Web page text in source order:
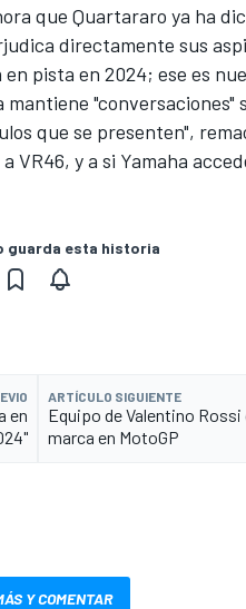
que Quartararo ya ha
directamente sus
pista en 2024; ese es
"conversaciones"
que se presenten",
VR46, y a si Yamaha
guarda esta historia
en
ARTÍCULO SIGUIENTE
Equipo de Valentino
marca en MotoGP
Y COMENTAR